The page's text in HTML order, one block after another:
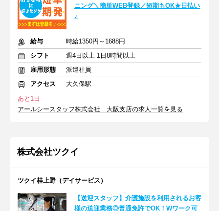
ニング＼簡単WEB登録／短期もOK★日払い
♪
給与
時給1350円～1688円
シフト
週4日以上 1日8時間以上
雇用形態
派遣社員
アクセス
大久保駅
あと1日
アールシースタッフ株式会社 大阪支店の求人一覧を見る
株式会社ツクイ
ツクイ桂上野（デイサービス）
【送迎スタッフ】介護施設を利用されるお客
様の送迎業務◎普通免許でOK！Wワーク可